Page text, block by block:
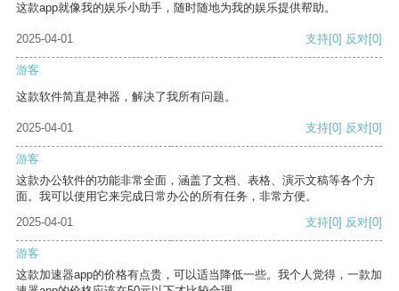
这款app就像我的娱乐小助手，随时随地为我的娱乐提供帮助。
2025-04-01 支持[0] 反对[0]
游客
这款软件简直是神器，解决了我所有问题。
2025-04-01 支持[0] 反对[0]
游客
这款办公软件的功能非常全面，涵盖了文档、表格、演示文稿等各个方
面。我可以使用它来完成日常办公的所有任务，非常方便。
2025-04-01
支持[0] 反对[0]
游客
这款加速器app的价格有点贵，可以适当降低一些。我个人觉得，一款加